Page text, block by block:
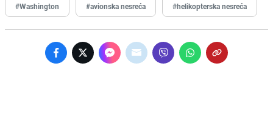
#Washington #avionska nesreća #helikopterska nesreća